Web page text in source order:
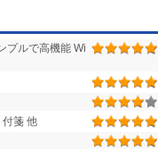
プルで高機能 Wi
付箋 他